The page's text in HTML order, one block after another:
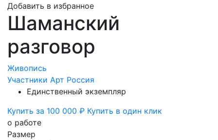
Добавить в избранное
Шаманский
разговор
Живопись
Участники Арт Россия
Единственный экземпляр
Купить за 100 000 ₽ Купить в один клик
о работе
Размер